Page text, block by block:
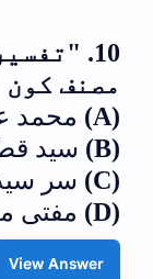
10.
مصنف کون
(A)
محمد
(B)
سید
(C)
سر
(D)
مفتی
View Answer